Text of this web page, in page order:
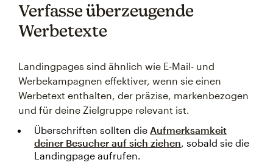
Verfasse überzeugende
Werbetexte
Landingpages sind ähnlich wie E-Mail- und
Werbekampagnen effektiver, wenn sie einen
Werbetext enthalten, der präzise, ​​markenbezogen
und für deine Zielgruppe relevant ist.
Überschriften sollten die Aufmerksamkeit
deiner Besucher auf sich ziehen, sobald sie die
Landingpage aufrufen.